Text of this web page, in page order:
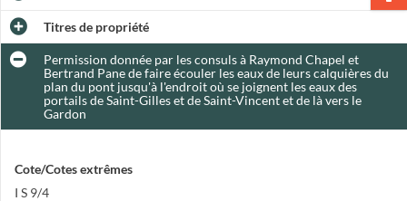
Titres de propriété
Permission donnée par les consuls à Raymond Chapel et
Bertrand Pane de faire écouler les eaux de leurs calquières du
plan du pont jusqu'à l'endroit où se joignent les eaux des
portails de Saint-Gilles et de Saint-Vincent et de là vers le
Gardon
Cote/Cotes extrêmes
I S 9/4